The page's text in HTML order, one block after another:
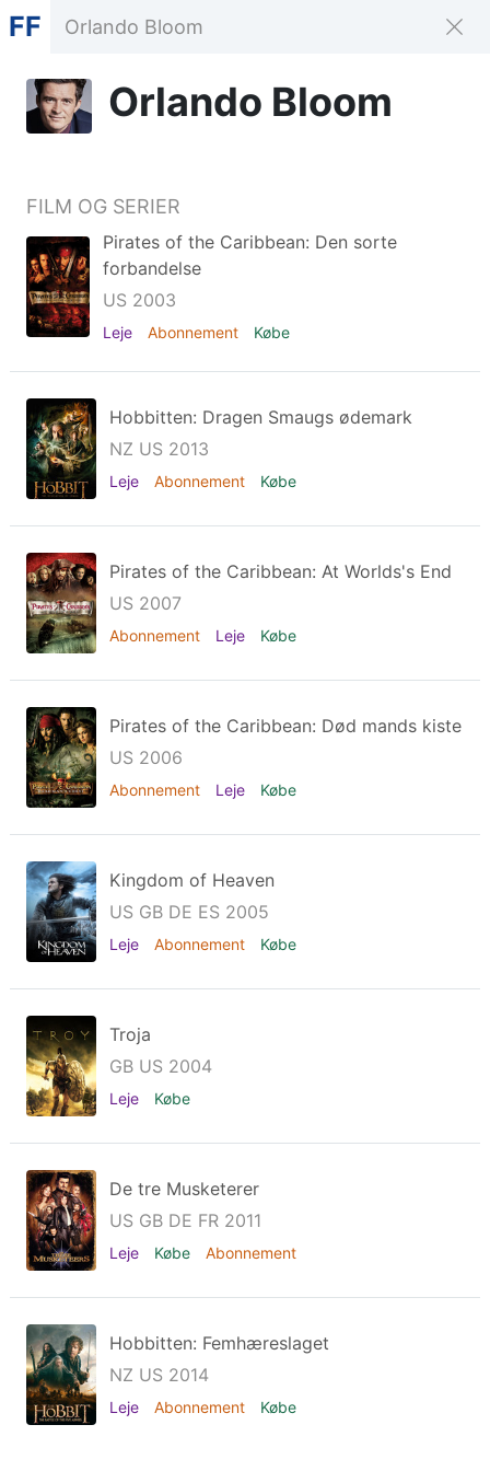
FF
Orlando Bloom
FILM OG SERIER
Pirates of the Caribbean: Den sorte
forbandelse
US 2003
Leje Abonnement Købe
Hobbitten: Dragen Smaugs ødemark
NZ US 2013
Leje Abonnement Købe
Pirates of the Caribbean: At Worlds's End
US 2007
Abonnement Leje Købe
Pirates of the Caribbean: Død mands kiste
US 2006
Abonnement Leje Købe
Kingdom of Heaven
US GB DE ES 2005
Leje Abonnement Købe
Troja
GB US 2004
Leje Købe
De tre Musketerer
US GB DE FR 2011
Leje Købe Abonnement
Hobbitten: Femhæreslaget
NZ US 2014
Leje Abonnement Købe